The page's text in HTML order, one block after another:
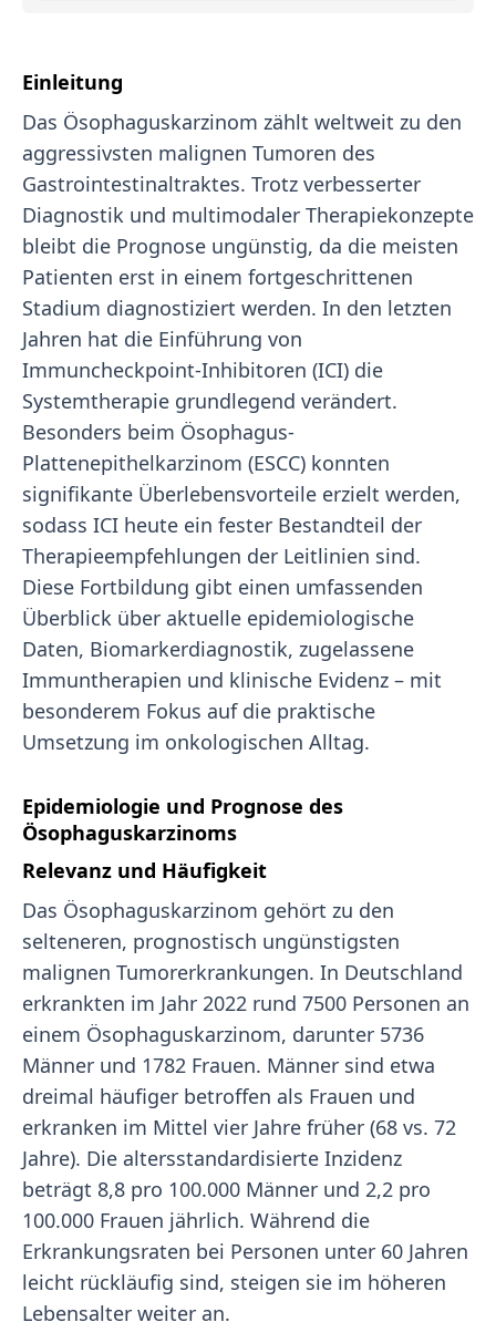
Einleitung
Das Ösophaguskarzinom zählt weltweit zu den
aggressivsten malignen Tumoren des
Gastrointestinaltraktes. Trotz verbesserter
Diagnostik und multimodaler Therapiekonzepte
bleibt die Prognose ungünstig, da die meisten
Patienten erst in einem fortgeschrittenen
Stadium diagnostiziert werden. In den letzten
Jahren hat die Einführung von
Immuncheckpoint-Inhibitoren (ICI) die
Systemtherapie grundlegend verändert.
Besonders beim Ösophagus-
Plattenepithelkarzinom (ESCC) konnten
signifikante Überlebensvorteile erzielt werden,
sodass ICI heute ein fester Bestandteil der
Therapieempfehlungen der Leitlinien sind.
Diese Fortbildung gibt einen umfassenden
Überblick über aktuelle epidemiologische
Daten, Biomarkerdiagnostik, zugelassene
Immuntherapien und klinische Evidenz – mit
besonderem Fokus auf die praktische
Umsetzung im onkologischen Alltag.
Epidemiologie und Prognose des
Ösophaguskarzinoms
Relevanz und Häufigkeit
Das Ösophaguskarzinom gehört zu den
selteneren, prognostisch ungünstigsten
malignen Tumorerkrankungen. In Deutschland
erkrankten im Jahr 2022 rund 7500 Personen an
einem Ösophaguskarzinom, darunter 5736
Männer und 1782 Frauen. Männer sind etwa
dreimal häufiger betroffen als Frauen und
erkranken im Mittel vier Jahre früher (68 vs. 72
Jahre). Die altersstandardisierte Inzidenz
beträgt 8,8 pro 100.000 Männer und 2,2 pro
100.000 Frauen jährlich. Während die
Erkrankungsraten bei Personen unter 60 Jahren
leicht rückläufig sind, steigen sie im höheren
Lebensalter weiter an.